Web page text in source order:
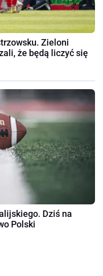
Zieloni
że będą liczyć się
Dziś na
Polski